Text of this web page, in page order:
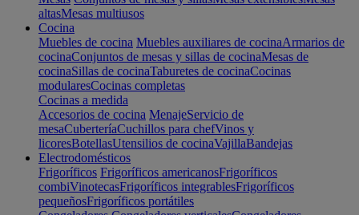
altasMesas multiusos
Cocina
Muebles de cocina Muebles auxiliares de cocinaArmarios de
cocinaConjuntos de mesas y sillas de cocinaMesas de
cocinaSillas de cocinaTaburetes de cocinaCocinas
modularesCocinas completas
Cocinas a medida
Accesorios de cocina MenajeServicio de
mesaCuberteríaCuchillos para chefVinos y
licoresBotellasUtensilios de cocinaVajillaBandejas
Electrodomésticos
Frigoríficos Frigoríficos americanosFrigoríficos
combiVinotecasFrigoríficos integrablesFrigoríficos
pequeñosFrigoríficos portátiles